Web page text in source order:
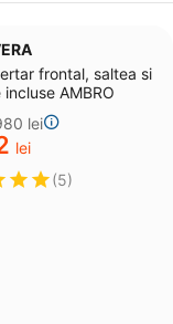
frontal, saltea si
AMBRO
lei
lei
(5)